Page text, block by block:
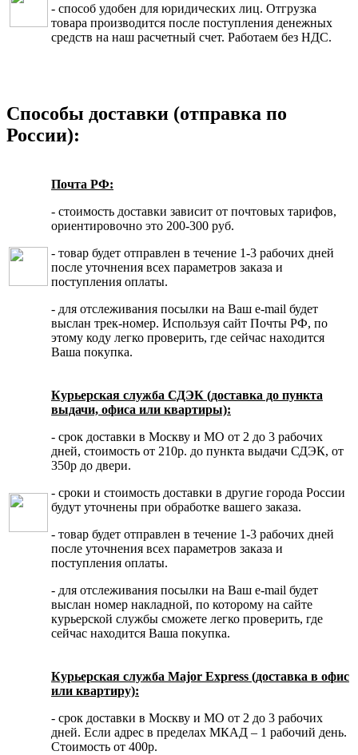
- способ удобен для юридических лиц. Отгрузка
товара производится после поступления денежных
средств на наш расчетный счет. Работаем без НДС.
Способы доставки (отправка по
России):
Почта РФ:
- стоимость доставки зависит от почтовых тарифов,
ориентировочно это 200-300 руб.
- товар будет отправлен в течение 1-3 рабочих дней
после уточнения всех параметров заказа и
поступления оплаты.
- для отслеживания посылки на Ваш e-mail будет
выслан трек-номер. Используя сайт Почты РФ, по
этому коду легко проверить, где сейчас находится
Ваша покупка.
Курьерская служба СДЭК (доставка до пункта
выдачи, офиса или квартиры):
- срок доставки в Москву и МО от 2 до 3 рабочих
дней, стоимость от 210р. до пункта выдачи СДЭК, от
350р до двери.
- сроки и стоимость доставки в другие города России
будут уточнены при обработке вашего заказа.
- товар будет отправлен в течение 1-3 рабочих дней
после уточнения всех параметров заказа и
поступления оплаты.
- для отслеживания посылки на Ваш e-mail будет
выслан номер накладной, по которому на сайте
курьерской службы сможете легко проверить, где
сейчас находится Ваша покупка.
Курьерская служба Major Express (доставка в офис
или квартиру):
- срок доставки в Москву и МО от 2 до 3 рабочих
дней. Если адрес в пределах МКАД – 1 рабочий день.
Стоимость от 400р.